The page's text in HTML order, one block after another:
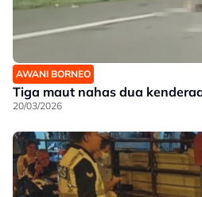
AWANI BORNEO
Tiga maut nahas dua
20/03/2026